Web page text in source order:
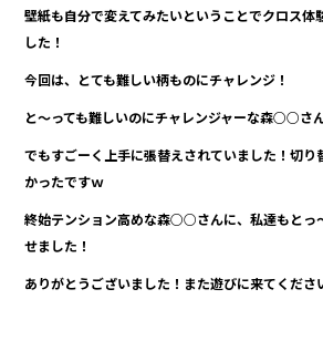
b
o
o
k
壁紙も自分で変えてみたいということでクロス体
した！
今回は、とても難しい柄ものにチャレンジ！
と～っても難しいのにチャレンジャーな森○○さ
でもすごーく上手に張替えされていました！切り
かったですｗ
終始テンション高めな森○○さんに、私達もとっ
せました！
ありがとうございました！また遊びに来てくだ